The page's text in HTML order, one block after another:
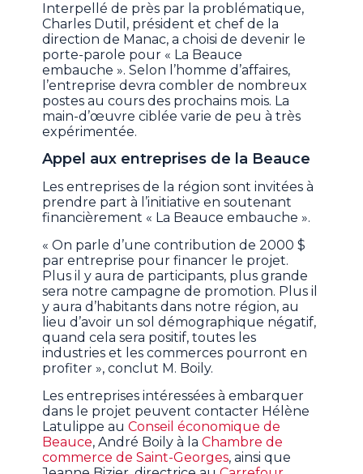
Interpellé de près par la problématique,
Charles Dutil, président et chef de la
direction de Manac, a choisi de devenir le
porte-parole pour « La Beauce
embauche ». Selon l’homme d’affaires,
l’entreprise devra combler de nombreux
postes au cours des prochains mois. La
main-d’œuvre ciblée varie de peu à très
expérimentée.
Appel aux entreprises de la Beauce
Les entreprises de la région sont invitées à
prendre part à l’initiative en soutenant
financièrement « La Beauce embauche ».
« On parle d’une contribution de 2000 $
par entreprise pour financer le projet.
Plus il y aura de participants, plus grande
sera notre campagne de promotion. Plus il
y aura d’habitants dans notre région, au
lieu d’avoir un sol démographique négatif,
quand cela sera positif, toutes les
industries et les commerces pourront en
profiter », conclut M. Boily.
Les entreprises intéressées à embarquer
dans le projet peuvent contacter Hélène
Latulippe auConseil économique de
Beauce, André Boily à laChambre de
commerce de Saint-Georges, ainsi que